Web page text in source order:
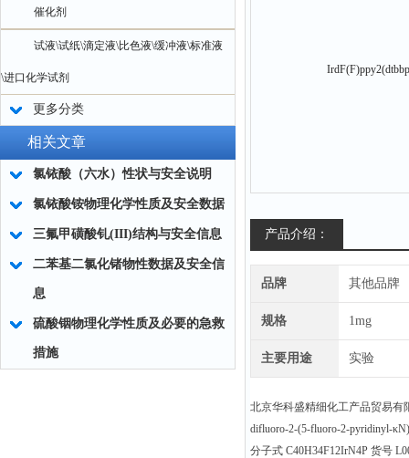
催化剂
试液\试纸\滴定液\比色液\缓冲液\标准液
\进口化学试剂
更多分类
相关文章
氯铱酸（六水）性状与安全说明
氯铱酸铵物理化学性质及安全数据
三氟甲磺酸钆(III)结构与安全信息
二苯基二氯化锗物性数据及安全信
息
硫酸铟物理化学性质及必要的急救
措施
产品介绍：
品牌 其他品牌
规格 1mg
主要用途 实验
北京华科盛精细化工产品贸易有
difluoro-2-(5-fluoro-2-pyridinyl-
分子式 C40H34F12IrN4P 货号